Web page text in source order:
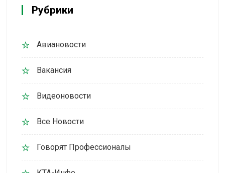
Рубрики
Авиановости
Вакансия
Видеоновости
Все Новости
Говорят Профессионалы